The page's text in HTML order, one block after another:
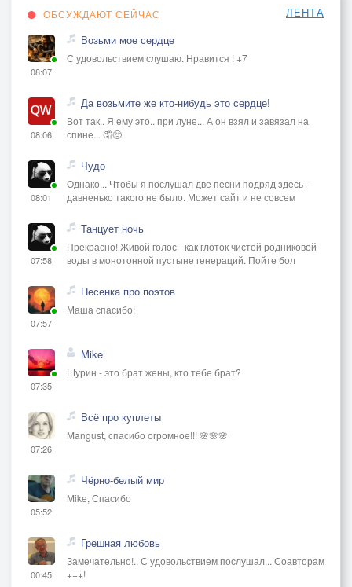
ОБСУЖДАЮТ СЕЙЧАС ЛЕНТА
08:07
Возьми мое сердце
С удовольствием слушаю. Нравится ! +7
08:06
Да возьмите же кто-нибудь это сердце!
Вот так.. Я ему это.. при луне... А он взял и завязал на
спине... 🤦🥺
08:01
Чудо
Однако... Чтобы я послушал две песни подряд здесь -
давненько такого не было. Может сайт и не совсем
07:58
Танцует ночь
Прекрасно! Живой голос - как глоток чистой родниковой
воды в монотонной пустыне генераций. Пойте бол
07:57
Песенка про поэтов
Маша спасибо!
07:35
Mike
Шурин - это брат жены, кто тебе брат?
07:26
Всё про куплеты
Mangust, спасибо огромное!!! 🌸🌸🌸
05:52
Чёрно-белый мир
Mike, Спасибо
00:45
Грешная любовь
Замечательно!.. С удовольствием послушал... Соавторам
+++!